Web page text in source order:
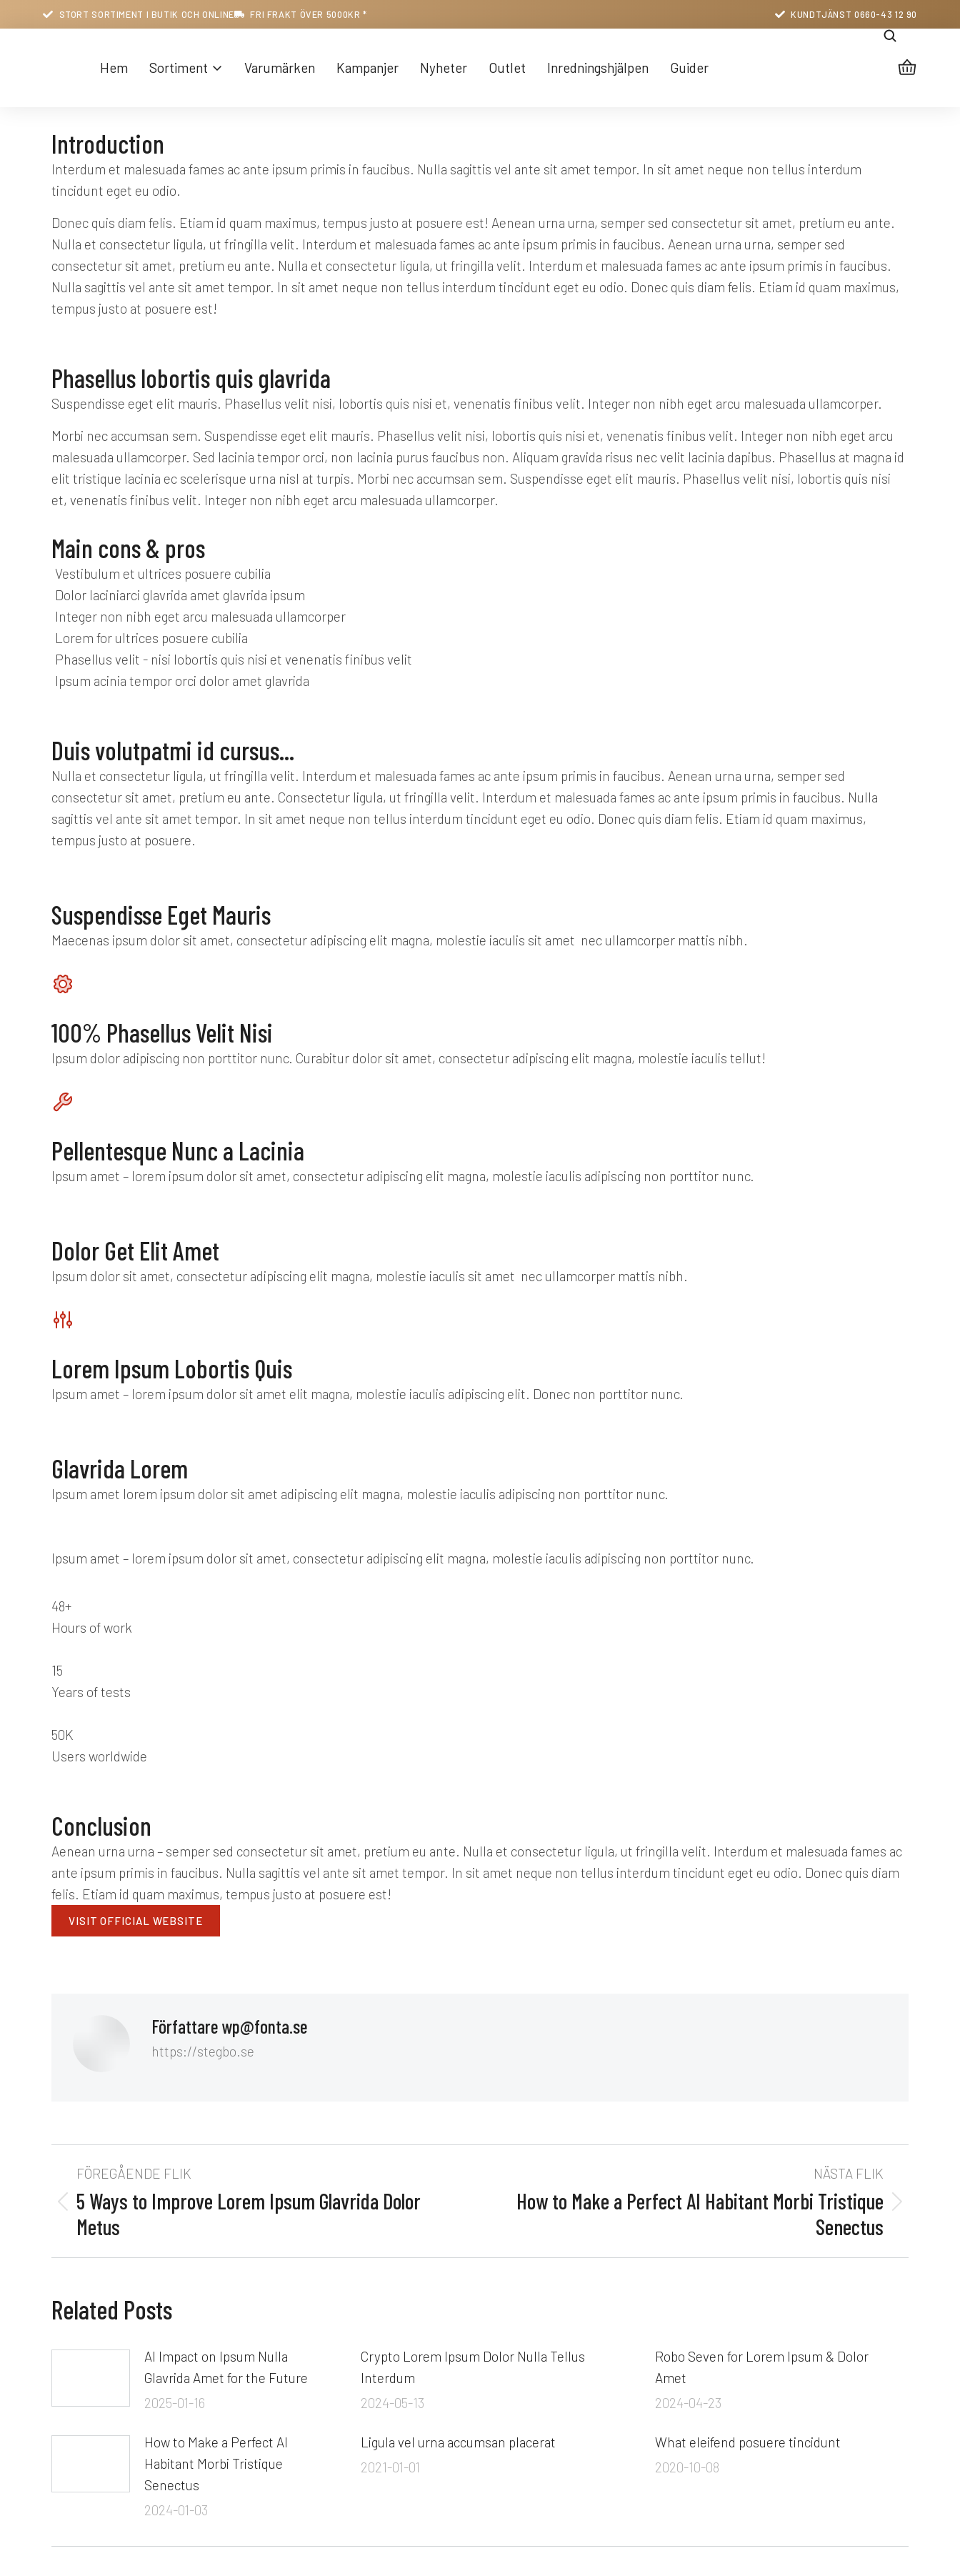
STORT SORTIMENT I BUTIK OCH ONLINE FRI FRAKT ÖVER 5000KR * KUNDTJÄNST 0660-43 12 90
Hem Sortiment Varumärken Kampanjer Nyheter Outlet Inredningshjälpen Guider
Introduction
Interdum et malesuada fames ac ante ipsum primis in faucibus. Nulla sagittis vel ante sit amet tempor. In sit amet neque non tellus interdum
tincidunt eget eu odio.
Donec quis diam felis. Etiam id quam maximus, tempus justo at posuere est! Aenean urna urna, semper sed consectetur sit amet, pretium eu ante.
Nulla et consectetur ligula, ut fringilla velit. Interdum et malesuada fames ac ante ipsum primis in faucibus. Aenean urna urna, semper sed
consectetur sit amet, pretium eu ante. Nulla et consectetur ligula, ut fringilla velit. Interdum et malesuada fames ac ante ipsum primis in faucibus.
Nulla sagittis vel ante sit amet tempor. In sit amet neque non tellus interdum tincidunt eget eu odio. Donec quis diam felis. Etiam id quam maximus,
tempus justo at posuere est!
Phasellus lobortis quis glavrida
Suspendisse eget elit mauris. Phasellus velit nisi, lobortis quis nisi et, venenatis finibus velit. Integer non nibh eget arcu malesuada ullamcorper.
Morbi nec accumsan sem. Suspendisse eget elit mauris. Phasellus velit nisi, lobortis quis nisi et, venenatis finibus velit. Integer non nibh eget arcu
malesuada ullamcorper. Sed lacinia tempor orci, non lacinia purus faucibus non. Aliquam gravida risus nec velit lacinia dapibus. Phasellus at magna id
elit tristique lacinia ec scelerisque urna nisl at turpis. Morbi nec accumsan sem. Suspendisse eget elit mauris. Phasellus velit nisi, lobortis quis nisi
et, venenatis finibus velit. Integer non nibh eget arcu malesuada ullamcorper.
Main cons & pros
Vestibulum et ultrices posuere cubilia
Dolor laciniarci glavrida amet glavrida ipsum
Integer non nibh eget arcu malesuada ullamcorper
Lorem for ultrices posuere cubilia
Phasellus velit - nisi lobortis quis nisi et venenatis finibus velit
Ipsum acinia tempor orci dolor amet glavrida
Duis volutpatmi id cursus...
Nulla et consectetur ligula, ut fringilla velit. Interdum et malesuada fames ac ante ipsum primis in faucibus. Aenean urna urna, semper sed
consectetur sit amet, pretium eu ante. Consectetur ligula, ut fringilla velit. Interdum et malesuada fames ac ante ipsum primis in faucibus. Nulla
sagittis vel ante sit amet tempor. In sit amet neque non tellus interdum tincidunt eget eu odio. Donec quis diam felis. Etiam id quam maximus,
tempus justo at posuere.
Suspendisse Eget Mauris
Maecenas ipsum dolor sit amet, consectetur adipiscing elit magna, molestie iaculis sit amet nec ullamcorper mattis nibh.
100% Phasellus Velit Nisi
Ipsum dolor adipiscing non porttitor nunc. Curabitur dolor sit amet, consectetur adipiscing elit magna, molestie iaculis tellut!
Pellentesque Nunc a Lacinia
Ipsum amet – lorem ipsum dolor sit amet, consectetur adipiscing elit magna, molestie iaculis adipiscing non porttitor nunc.
Dolor Get Elit Amet
Ipsum dolor sit amet, consectetur adipiscing elit magna, molestie iaculis sit amet nec ullamcorper mattis nibh.
Lorem Ipsum Lobortis Quis
Ipsum amet – lorem ipsum dolor sit amet elit magna, molestie iaculis adipiscing elit. Donec non porttitor nunc.
Glavrida Lorem
Ipsum amet lorem ipsum dolor sit amet adipiscing elit magna, molestie iaculis adipiscing non porttitor nunc.
Ipsum amet – lorem ipsum dolor sit amet, consectetur adipiscing elit magna, molestie iaculis adipiscing non porttitor nunc.
48+
Hours of work
15
Years of tests
50K
Users worldwide
Conclusion
Aenean urna urna – semper sed consectetur sit amet, pretium eu ante. Nulla et consectetur ligula, ut fringilla velit. Interdum et malesuada fames ac
ante ipsum primis in faucibus. Nulla sagittis vel ante sit amet tempor. In sit amet neque non tellus interdum tincidunt eget eu odio. Donec quis diam
felis. Etiam id quam maximus, tempus justo at posuere est!
VISIT OFFICIAL WEBSITE
Författarewp@fonta.se
https://stegbo.se
FÖREGÅENDE FLIK
5 Ways to Improve Lorem Ipsum Glavrida Dolor
Metus
NÄSTA FLIK
How to Make a Perfect AI Habitant Morbi Tristique
Senectus
Related Posts
AI Impact on Ipsum Nulla
Glavrida Amet for the Future
2025-01-16
Crypto Lorem Ipsum Dolor Nulla Tellus
Interdum
2024-05-13
Robo Seven for Lorem Ipsum & Dolor
Amet
2024-04-23
How to Make a Perfect AI
Habitant Morbi Tristique
Senectus
2024-01-03
Ligula vel urna accumsan placerat
2021-01-01
What eleifend posuere tincidunt
2020-10-08